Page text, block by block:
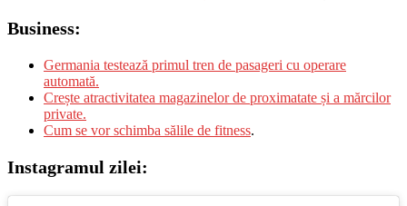
Business:
Germania testează primul tren de pasageri cu operare
automată.
Crește atractivitatea magazinelor de proximatate și a mărcilor
private.
Cum se vor schimba sălile de fitness.
Instagramul zilei: